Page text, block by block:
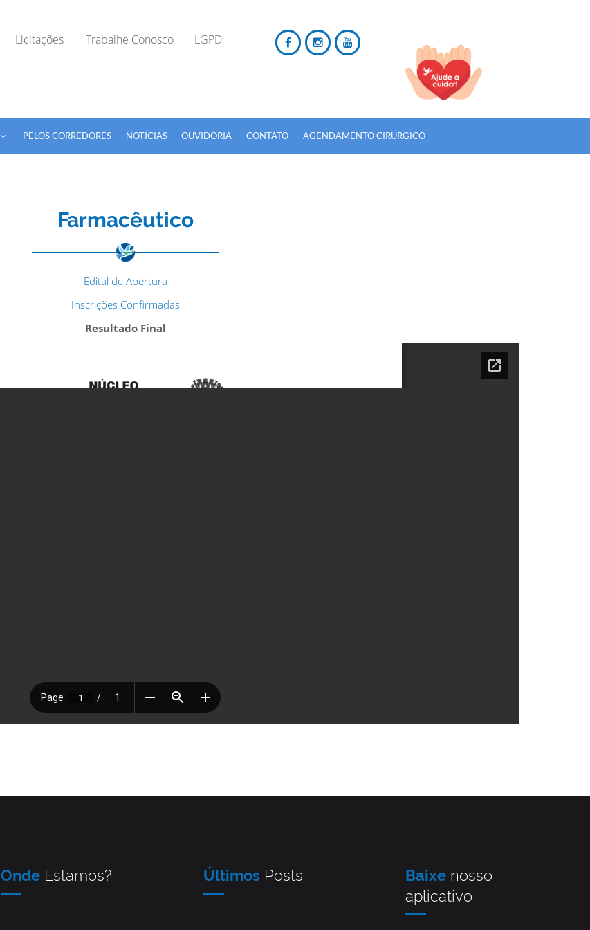
Licitações Trabalhe Conosco LGPD
TODOS OS CAMPOS SÃO OBRIGATÓRIOS.
PELOS CORREDORES NOTÍCIAS OUVIDORIA CONTATO AGENDAMENTO CIRURGICO
Farmacêutico
Edital de Abertura
Inscrições Confirmadas
Resultado Final
Onde Estamos? ÚltimosPosts Baixe nosso
aplicativo